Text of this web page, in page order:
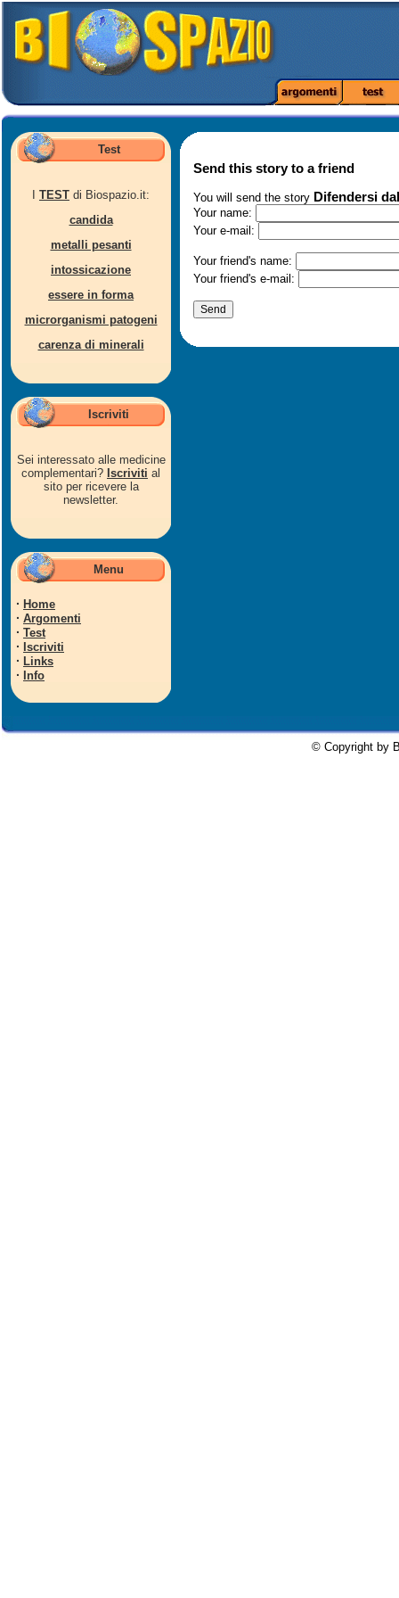
Test
TEST di Biospazio.it:
candida
metalli pesanti
intossicazione
essere in forma
microrganismi patogeni
carenza di minerali
Iscriviti
Sei interessato alle medicine
complementari? Iscriviti al
sito per ricevere la
newsletter.
Menu
· Home
· Argomenti
· Test
· Iscriviti
· Links
· Info
Send this story to a friend
You will send the story Difendersi
Your name:
Your e-mail:
Your friend's name:
Your friend's e-mail:
© Copyright by